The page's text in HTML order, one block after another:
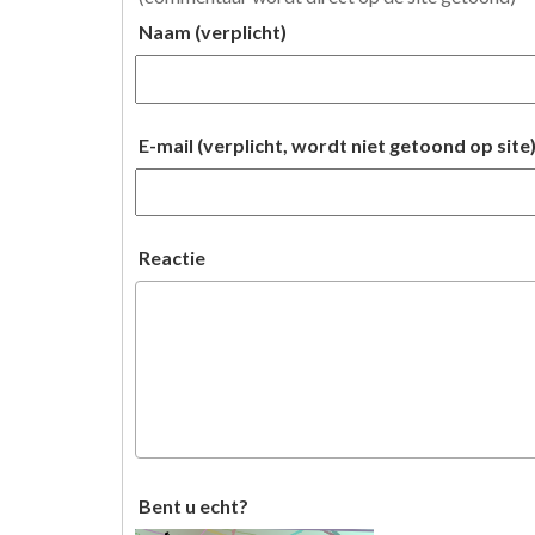
Naam (verplicht)
E-mail (verplicht, wordt niet getoond op site)
Reactie
Bent u echt?